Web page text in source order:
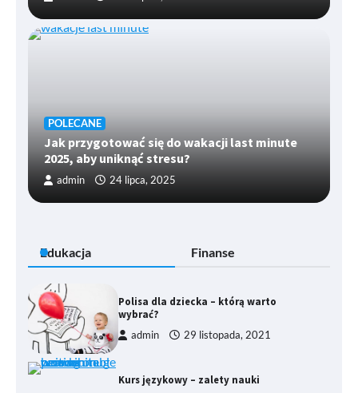
POLECANE
Jak przygotować się do wakacji last minute
2025, aby uniknąć stresu?
admin 24 lipca, 2025
Edukacja Finanse
Polisa dla dziecka – którą warto
wybrać?
admin 29 listopada, 2021
Kurs językowy – zalety nauki